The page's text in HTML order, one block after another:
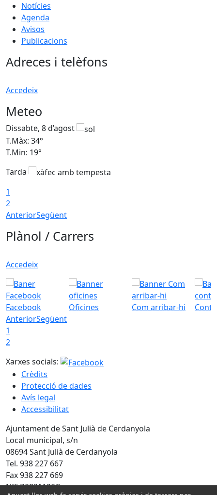
Notícies
Agenda
Avisos
Publicacions
Adreces i telèfons
Accedeix
Meteo
Dissabte, 8 d’agost
T.Màx: 34°
T.Min: 19°
Tarda
1
2
AnteriorSegüent
Plànol / Carrers
Accedeix
Facebook Oficines Com arribar-hi
AnteriorSegüent
1
2
Xarxes socials:
Crèdits
Protecció de dades
Avís legal
Accessibilitat
Ajuntament de Sant Julià de Cerdanyola
Local municipal, s/n
08694 Sant Julià de Cerdanyola
Tel. 938 227 667
Fax 938 227 669
NIF P0831100C